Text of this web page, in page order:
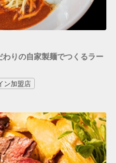
りの自家製麺でつくるラー
ン加盟店